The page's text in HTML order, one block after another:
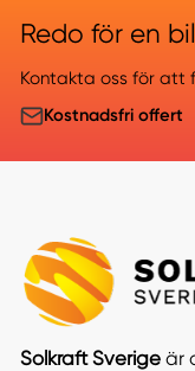
Redo för en
Kontakta oss för att
Kostnadsfri offert
Solkraft Sverigeär